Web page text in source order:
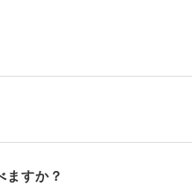
ますか？